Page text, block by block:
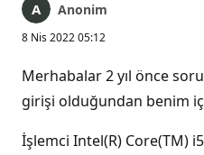
Anonim
8 Nis 2022 05:12
Merhabalar 2 yıl önce
girişi olduğundan benim
İşlemci Intel(R) Core(TM)